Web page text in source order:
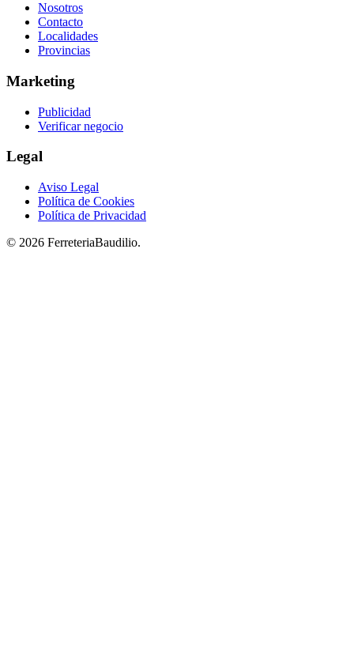
Nosotros
Contacto
Localidades
Provincias
Marketing
Publicidad
Verificar negocio
Legal
Aviso Legal
Política de Cookies
Política de Privacidad
© 2026 FerreteriaBaudilio.